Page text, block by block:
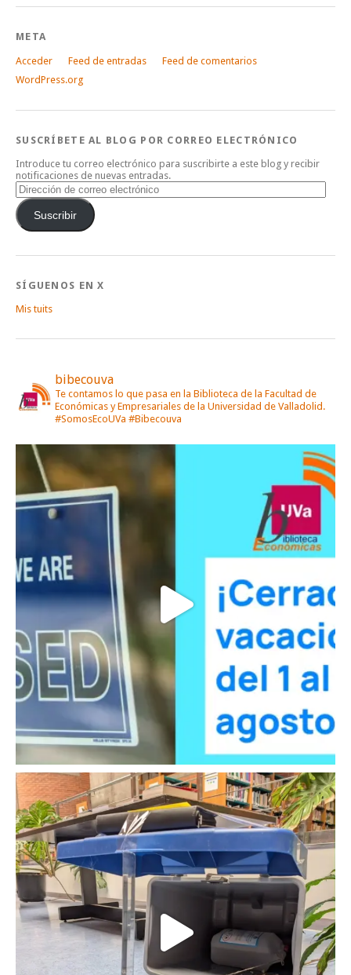
META
Acceder Feed de entradas
Feed de comentarios
WordPress.org
SUSCRÍBETE AL BLOG POR CORREO ELECTRÓNICO
Introduce tu correo electrónico para suscribirte a este blog y recibir
notificaciones de nuevas entradas.
Dirección
de
correo
electrónico
Suscribir
SÍGUENOS EN X
Mis tuits
bibecouva
Te contamos lo que pasa en la Biblioteca de la Facultad de
Económicas y Empresariales de la Universidad de Valladolid.
#SomosEcoUVa #Bibecouva